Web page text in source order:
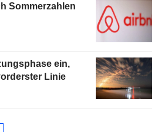
Sommerzahlen
ein,
Linie